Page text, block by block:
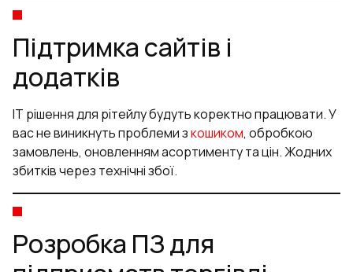
Підтримка сайтів і
додатків
ІТ рішення для рітейлу будуть коректно працювати. У
вас не виникнуть проблеми зкошиком, обробкою
замовлень, оновленням асортименту та цін. Жодних
збитків через технічні збої.
Розробка ПЗ для